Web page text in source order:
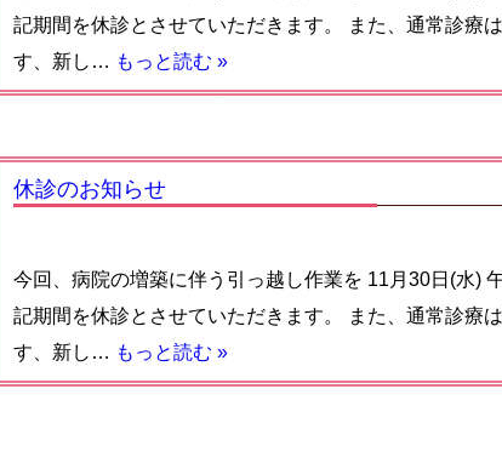
記期間を休診とさせていただきます。 また、通常診療
す、新し… もっと読む »
休診のお知らせ
今回、病院の増築に伴う引っ越し作業を 11月30日(水)
記期間を休診とさせていただきます。 また、通常診療
す、新し… もっと読む »